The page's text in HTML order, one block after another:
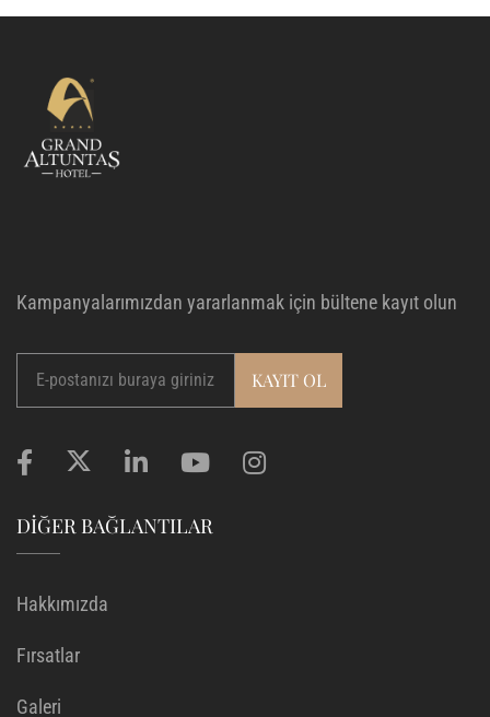
Kampanyalarımızdan yararlanmak için bültene kayıt olun
DIĞER BAĞLANTILAR
Hakkımızda
Fırsatlar
Galeri